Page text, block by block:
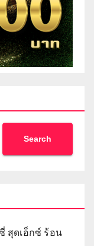
Search
สุดเอ็กซ์ ร้อน